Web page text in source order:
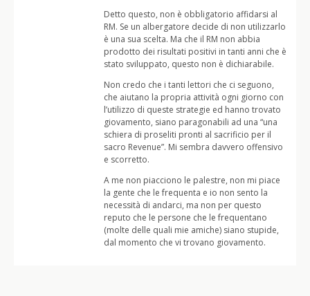
Detto questo, non è obbligatorio affidarsi al
RM. Se un albergatore decide di non utilizzarlo
è una sua scelta. Ma che il RM non abbia
prodotto dei risultati positivi in tanti anni che è
stato sviluppato, questo non è dichiarabile.
Non credo che i tanti lettori che ci seguono,
che aiutano la propria attività ogni giorno con
l’utilizzo di queste strategie ed hanno trovato
giovamento, siano paragonabili ad una “una
schiera di proseliti pronti al sacrificio per il
sacro Revenue”. Mi sembra davvero offensivo
e scorretto.
A me non piacciono le palestre, non mi piace
la gente che le frequenta e io non sento la
necessità di andarci, ma non per questo
reputo che le persone che le frequentano
(molte delle quali mie amiche) siano stupide,
dal momento che vi trovano giovamento.